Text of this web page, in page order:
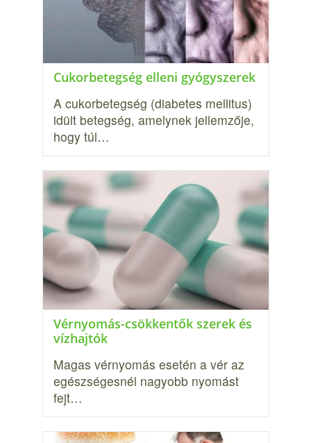
Cukorbetegség elleni gyógyszerek
A cukorbetegség (diabetes mellitus)
idült betegség, amelynek jellemzője,
hogy túl…
Vérnyomás-csökkentők szerek és
vízhajtók
Magas vérnyomás esetén a vér az
egészségesnél nagyobb nyomást
fejt…